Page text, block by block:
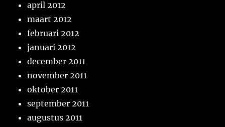
april 2012
maart 2012
februari 2012
januari 2012
december 2011
november 2011
oktober 2011
september 2011
augustus 2011